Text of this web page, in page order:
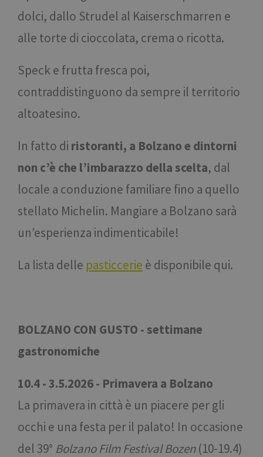
dolci, dallo Strudel al Kaiserschmarren e
alle torte di cioccolata, crema o ricotta.
Speck e frutta fresca poi,
contraddistinguono da sempre il territorio
altoatesino.
In fatto di ristoranti, a Bolzano e dintorni
non c’è che l’imbarazzo della scelta, dal
locale a conduzione familiare fino a quello
stellato Michelin. Mangiare a Bolzano sarà
un’esperienza indimenticabile!
La lista delle pasticcerie è disponibile qui.
BOLZANO CON GUSTO - settimane
gastronomiche
10.4 - 3.5.2026 - Primavera a Bolzano
La primavera in città è un piacere per gli
occhi e una festa per il palato! In occasione
del39° Bolzano Film Festival Bozen(10-19.4)